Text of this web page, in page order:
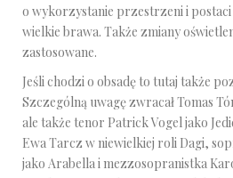
o wykorzystanie przestrzeni i postaci
wielkie brawa. Także zmiany
zastosowane.
Jeśli chodzi o obsadę to tutaj także
Szczególną uwagę zwracał Tomas
ale także tenor Patrick Vogel jako
Ewa Tarcz w niewielkiej roli Dagi,
jako Arabella i mezzosopranistka